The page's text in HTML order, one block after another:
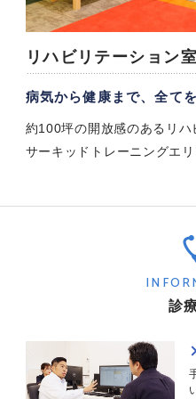
リハビリテーション室
病気から健康まで、全てを
約100坪の開放感のあるリハ
サーキッドトレーニングエリ
診